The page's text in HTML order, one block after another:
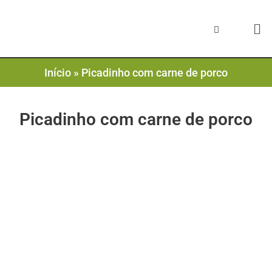
Início » Picadinho com carne de porco
Picadinho com carne de porco